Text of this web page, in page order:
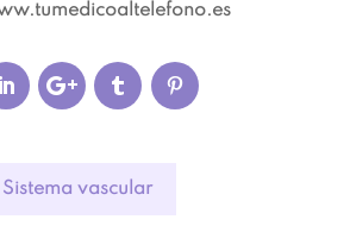
Sistema vascular